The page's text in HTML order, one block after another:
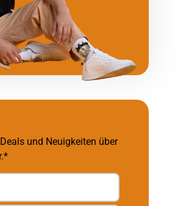
und Neuigkeiten über